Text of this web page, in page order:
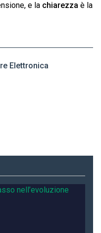
e la chiarezza è la
Elettronica